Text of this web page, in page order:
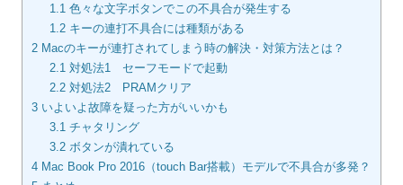
1.1 色々な文字ボタンでこの不具合が発生する
1.2キーの連打不具合には種類がある
2 Macのキーが連打されてしまう時の解決・対策方法とは？
2.1 対処法1 セーフモードで起動
2.2対処法2 PRAMクリア
3 いよいよ故障を疑った方がいいかも
3.1 チャタリング
3.2ボタンが潰れている
4 Mac Book Pro 2016（touch Bar搭載）モデルで不具合が多発？